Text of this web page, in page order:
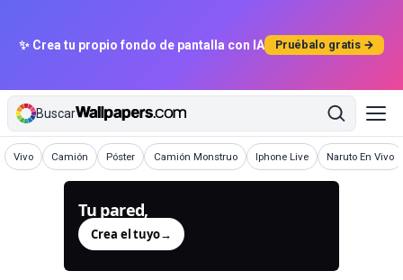
✨ Crea tu propio fondo de pantalla con IA Pruébalo gratis →
Buscar
Vivo
ImágenesCamión
Imágenes Póster
Imágenes Camión Monstruo
Imágenes Iphone Live
Imágenes Naruto En Vivo
Imágenes
Tu pared,
Crea el tuyo→